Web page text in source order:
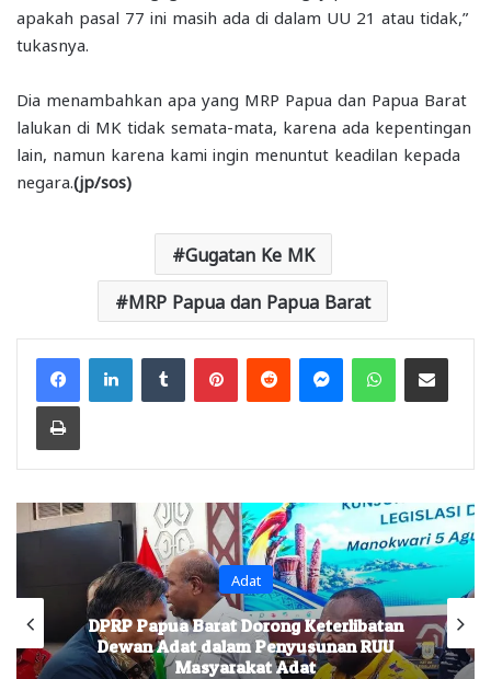
apakah pasal 77 ini masih ada di dalam UU 21 atau tidak,”
tukasnya.
Dia menambahkan apa yang MRP Papua dan Papua Barat
lalukan di MK tidak semata-mata, karena ada kepentingan
lain, namun karena kami ingin menuntut keadilan kepada
negara. (jp/sos)
Gugatan Ke MK
MRP Papua dan Papua Barat
FacebookLinkedInTumblr PinterestReddit MessengerWhatsAppShare via Email
Print
Adat
DPRP Papua Barat Dorong Keterlibatan
Dewan Adat dalam Penyusunan RUU
Masyarakat Adat